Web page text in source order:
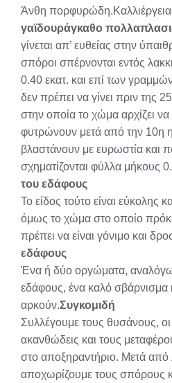
Άνθη
γαϊδουράγκαθο
γίνεται απ’ ευθείας στην
σπόροι σπέρνονται εντός
0.40 εκατ. και επί των
δεν πρέπει να γίνει πριν της
στην οποία το χώμα αρχίζει να
φυτρώνουν μετά από την 10η
βλαστάνουν με ευρωστία και
σχηματίζονται φύλλα μήκους
του εδάφους
Το είδος τούτο είναι εύκολης
όμως το χώμα στο οποίο
πρέπει να είναι γόνιμο και
εδάφους
Ένα ή δύο οργώματα,
εδάφους, ένα καλό σβάρνισμα
αρκούν.Συγκομιδή
Συλλέγουμε τους θυσάνους, οι
ακανθώδεις και τους
στο αποξηραντήριο. Μετά από
αποχωρίζουμε τους σπόρους